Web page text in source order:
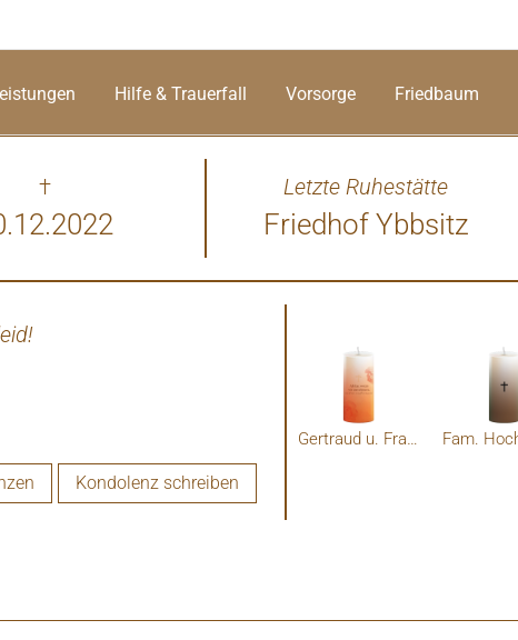
Hilfe & Trauerfall Vorsorge Friedbaum
† Letzte Ruhestätte
Friedhof Ybbsitz
Kondolenz schreiben
Gertraud u. Franz Rößler